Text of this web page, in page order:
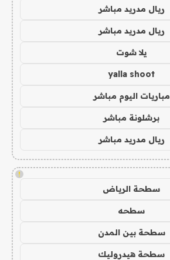
ريال مدريد مباشر
ريال مدريد مباشر
يلا شوت
yalla shoot
مباريات اليوم مباشر
برشلونة مباشر
ريال مدريد مباشر
!
سطحة الرياض
سطحه
سطحة بين المدن
سطحة هيدروليك